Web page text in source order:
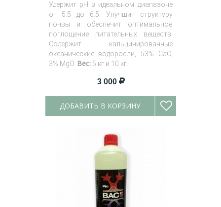
Удержит pH в идеальном диапазоне
от 5.5 до 6.5. Улучшит структуру
почвы и обеспечит оптимальное
поглощение питательных веществ.
Содержит кальцинированные
океанические водоросли, 53% CaO,
3% MgO. Вес:5 кг и 10 кг.
3 000
ДОБАВИТЬ В КОРЗИНУ